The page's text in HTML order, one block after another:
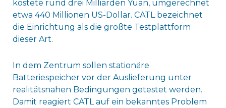
kostete rund drei Milliarden Yuan, umgerechnet
etwa 440 Millionen US-Dollar. CATL bezeichnet
die Einrichtung als die größte Testplattform
dieser Art.
In dem Zentrum sollen stationäre
Batteriespeicher vor der Auslieferung unter
realitätsnahen Bedingungen getestet werden.
Damit reagiert CATL auf ein bekanntes Problem